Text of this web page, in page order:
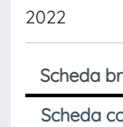
2022
Scheda
Scheda